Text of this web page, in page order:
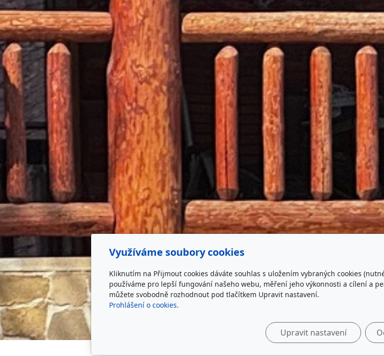
Využíváme soubory cookies
Kliknutím na Přijmout cookies dáváte souhlas s uložením vybraných cookies
používáme pro lepší fungování našeho webu, měření jeho výkonnosti a cílení a
můžete svobodně rozhodnout pod tlačítkem Upravit nastavení.
Prohlášení o cookies.
Upravit nastavení